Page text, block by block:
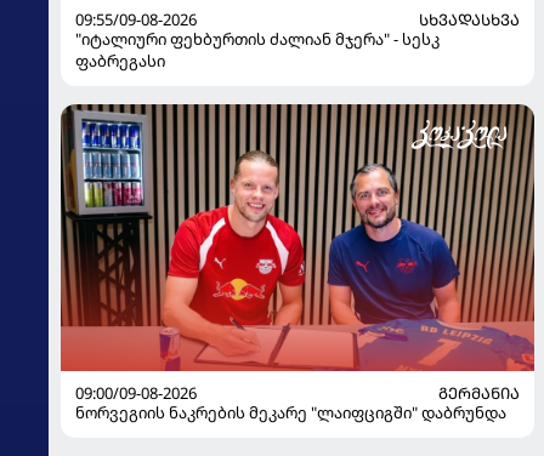
09:55/09-08-2026
ᲡᲮᲕᲐᲓᲐᲡᲮᲕᲐ
"იტალიური ფეხბურთის ძალიან მჯერა" - სესკ
ფაბრეგასი
09:00/09-08-2026
ᲒᲔᲠᲛᲐᲜᲘᲐ
ნორვეგიის ნაკრების მეკარე "ლაიფციგში" დაბრუნდა